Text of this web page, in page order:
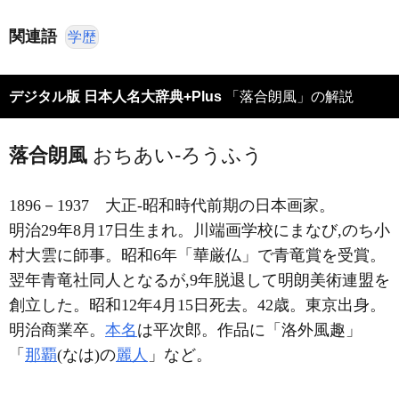
関連語 学歴
デジタル版 日本人名大辞典+Plus 「落合朗風」の解説
落合朗風 おちあい-ろうふう
1896－1937 大正-昭和時代前期の日本画家。
明治29年8月17日生まれ。川端画学校にまなび,のち小
村大雲に師事。昭和6年「華厳仏」で青竜賞を受賞。
翌年青竜社同人となるが,9年脱退して明朗美術連盟を
創立した。昭和12年4月15日死去。42歳。東京出身。
明治商業卒。 本名 は平次郎。作品に「洛外風趣」
「 那覇(なは)の麗人 」など。